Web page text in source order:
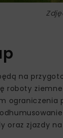
na
roboty
ograniczenia
oraz zjazdy